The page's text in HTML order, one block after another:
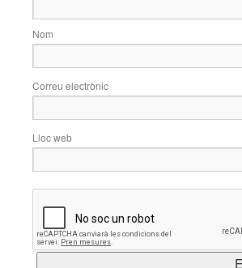
Nom
Correu electrònic
Lloc web